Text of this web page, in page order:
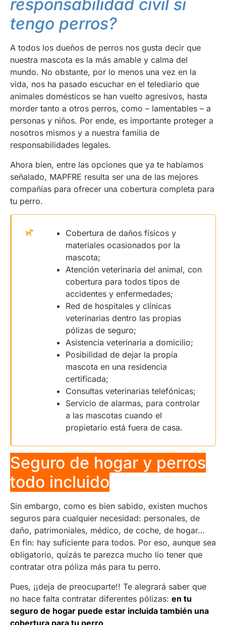
responsabilidad civil si
tengo perros?
A todos los dueños de perros nos gusta decir que
nuestra mascota es la más amable y calma del
mundo. No obstante, por lo menos una vez en la
vida, nos ha pasado escuchar en el telediario que
animales domésticos se han vuelto agresivos, hasta
morder tanto a otros perros, como – lamentables – a
personas y niños. Por ende, es importante proteger a
nosotros mismos y a nuestra familia de
responsabilidades legales.
Ahora bien, entre las opciones que ya te habíamos
señalado, MAPFRE resulta ser una de las mejores
compañías para ofrecer una cobertura completa para
tu perro.
Cobertura de daños físicos y
materiales ocasionados por la
mascota;
Atención veterinaria del animal, con
cobertura para todos tipos de
accidentes y enfermedades;
Red de hospitales y clínicas
veterinarias dentro las propias
pólizas de seguro;
Asistencia veterinaria a domicilio;
Posibilidad de dejar la propia
mascota en una residencia
certificada;
Consultas veterinarias telefónicas;
Servicio de alarmas, para controlar
a las mascotas cuando el
propietario está fuera de casa.
Seguro de hogar y perros
todo incluido
Sin embargo, como es bien sabido, existen muchos
seguros para cualquier necesidad: personales, de
daño, patrimoniales, médico, de coche, de hogar…
En fin: hay suficiente para todos. Por eso, aunque sea
obligatorio, quizás te parezca mucho lío tener que
contratar otra póliza más para tu perro.
Pues, ¡¡deja de preocuparte!! Te alegrará saber que
no hace falta contratar diferentes pólizas: en tu
seguro de hogar puede estar incluida también una
cobertura para tu perro.